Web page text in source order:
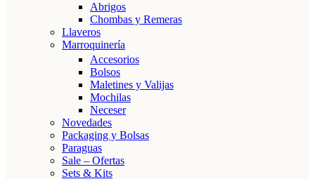
Abrigos
Chombas y Remeras
Llaveros
Marroquinería
Accesorios
Bolsos
Maletines y Valijas
Mochilas
Neceser
Novedades
Packaging y Bolsas
Paraguas
Sale – Ofertas
Sets & Kits